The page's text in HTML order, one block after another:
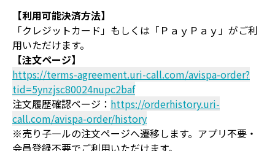
【利用可能決済方法】
「クレジットカード」もしくは「ＰａｙＰａｙ」がご利
用いただけます。
【注文ページ】
https://terms-agreement.uri-call.com/avispa-order?
tid=5ynzjsc80024nupc2baf
注文履歴確認ページ： https://orderhistory.uri-
call.com/avispa-order/history
※売り子―ルの注文ページへ遷移します。アプリ不要・